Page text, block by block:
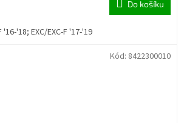
Do košíku
'18; EXC/EXC-F '17-'19
Kód: 8422300010